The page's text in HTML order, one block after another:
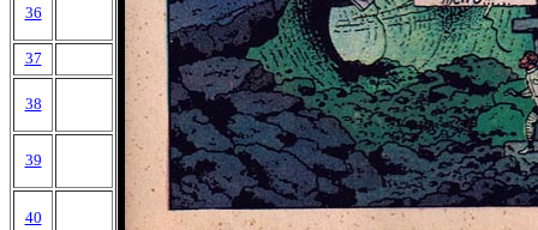
36
37
38
39
40